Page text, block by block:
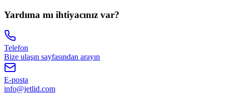
Yardıma mı ihtiyacınız var?
Telefon
Bize ulaşın sayfasından arayın
E-posta
info@jetlid.com